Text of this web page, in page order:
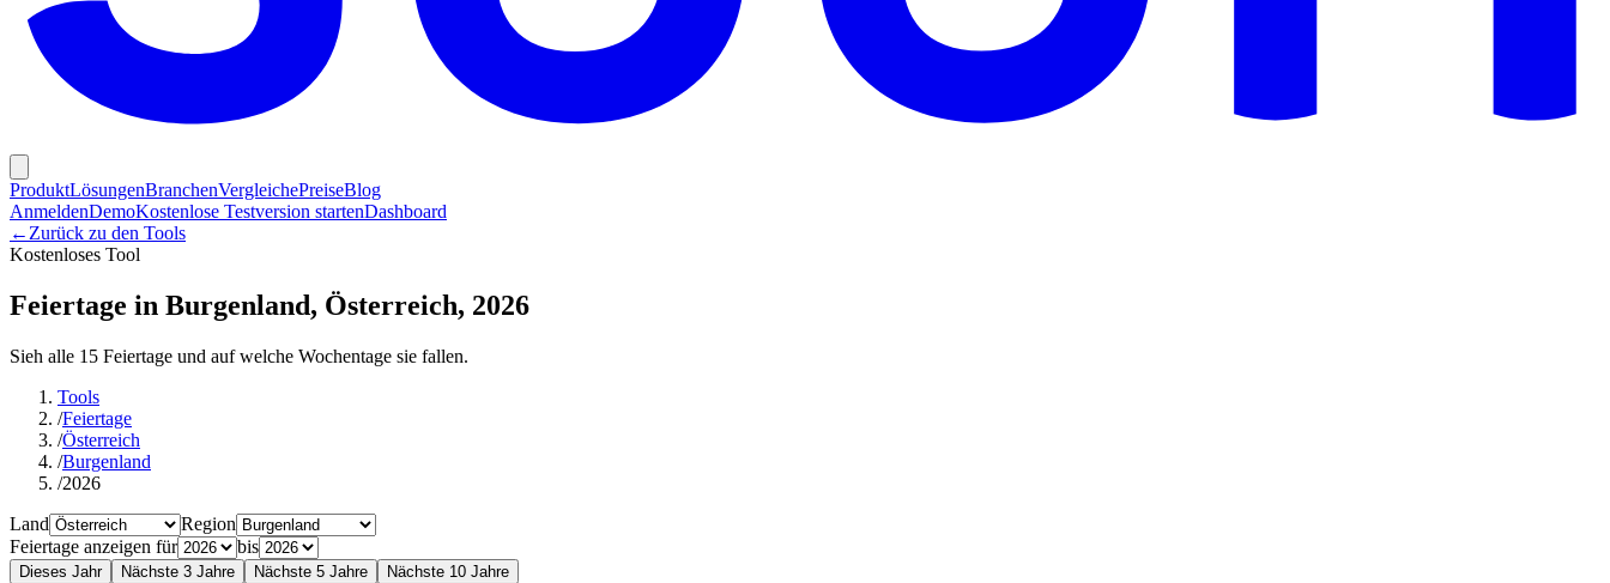
ProduktLösungenBranchenVergleichePreiseBlog
AnmeldenDemoKostenlose Testversion startenDashboard
← Zurück zu den Tools
Kostenloses Tool
Feiertage in Burgenland, Österreich, 2026
Sieh alle 15 Feiertage und auf welche Wochentage sie fallen.
Tools
/Feiertage
/Österreich
/Burgenland
/2026
Land
Region
Feiertage anzeigen für
bis
Dieses Jahr Nächste 3 Jahre Nächste 5 Jahre Nächste 10 Jahre